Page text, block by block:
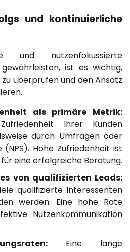
und kontinuierliche
nutzenfokussierte
ist es wichtig,
überprüfen und den Ansatz
als primäre Metrik:
Ihrer Kunden
durch Umfragen oder
Hohe Zufriedenheit ist
eine erfolgreiche Beratung.
von qualifizierten Leads:
qualifizierte Interessenten
werden. Eine hohe Rate
Nutzenkommunikation
Eine lange